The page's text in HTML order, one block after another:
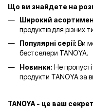
Що ви знайдете на
Широкий
продуктів для різних
Популярні серії: Ви
бестселери TANOYA.
Новинки: Не
продукти TANOYA за
TANOYA - це ваш